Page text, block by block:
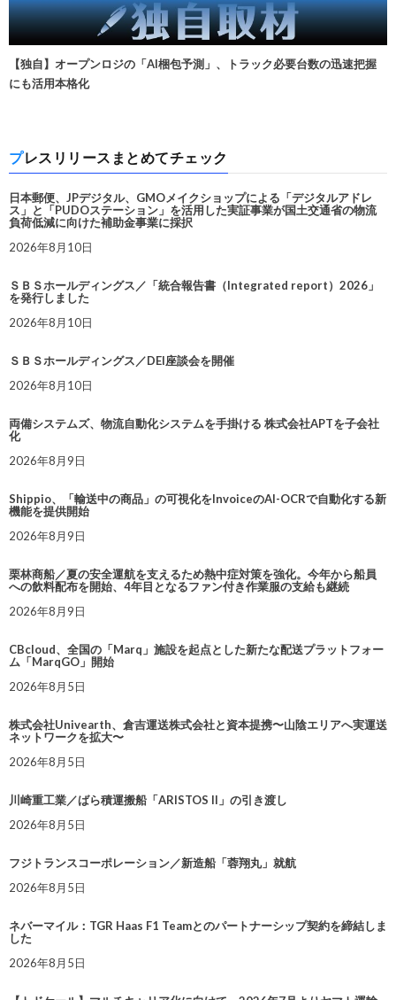
【独自】オープンロジの「AI梱包予測」、トラック必要台数の迅速把握
にも活用本格化
プレスリリースまとめてチェック
日本郵便、JPデジタル、GMOメイクショップによる「デジタルアドレ
ス」と「PUDOステーション」を活用した実証事業が国土交通省の物流
負荷低減に向けた補助金事業に採択
2026年8月10日
ＳＢＳホールディングス／「統合報告書（Integrated report）2026」
を発行しました
2026年8月10日
ＳＢＳホールディングス／DEI座談会を開催
2026年8月10日
両備システムズ、物流自動化システムを手掛ける 株式会社APTを子会社
化
2026年8月9日
Shippio、「輸送中の商品」の可視化をInvoiceのAI-OCRで自動化する新
機能を提供開始
2026年8月9日
栗林商船／夏の安全運航を支えるため熱中症対策を強化。今年から船員
への飲料配布を開始、4年目となるファン付き作業服の支給も継続
2026年8月9日
CBcloud、全国の「Marq」施設を起点とした新たな配送プラットフォー
ム「MarqGO」開始
2026年8月5日
株式会社Univearth、倉吉運送株式会社と資本提携〜山陰エリアへ実運送
ネットワークを拡大〜
2026年8月5日
川崎重工業／ばら積運搬船「ARISTOS II」の引き渡し
2026年8月5日
フジトランスコーポレーション／新造船「蓉翔丸」就航
2026年8月5日
ネバーマイル：TGR Haas F1 Teamとのパートナーシップ契約を締結しま
した
2026年8月5日